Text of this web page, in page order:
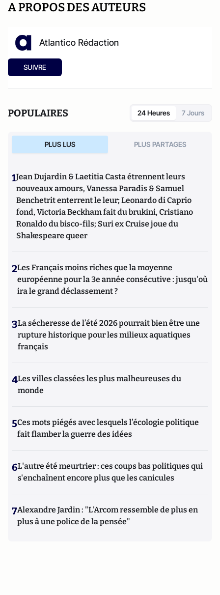
A PROPOS DES AUTEURS
Atlantico Rédaction
SUIVRE
POPULAIRES 24 Heures 7 Jours
PLUS LUS PLUS PARTAGES
1Jean Dujardin & Laetitia Casta étrennent leurs
nouveaux amours, Vanessa Paradis & Samuel
Benchetrit enterrent le leur; Leonardo di Caprio
fond, Victoria Beckham fait du brukini, Cristiano
Ronaldo du bisco-fils; Suri ex Cruise joue du
Shakespeare queer
2Les Français moins riches que la moyenne
européenne pour la 3e année consécutive : jusqu'où
ira le grand déclassement ?
3La sécheresse de l’été 2026 pourrait bien être une
rupture historique pour les milieux aquatiques
français
4Les villes classées les plus malheureuses du
monde
5Ces mots piégés avec lesquels l’écologie politique
fait flamber la guerre des idées
6L'autre été meurtrier : ces coups bas politiques qui
s'enchaînent encore plus que les canicules
7Alexandre Jardin : "L'Arcom ressemble de plus en
plus à une police de la pensée"